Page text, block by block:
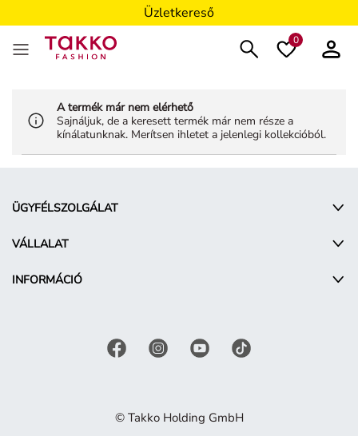
Üzletkereső
0
A termék már nem elérhető
Sajnáljuk, de a keresett termék már nem része a
kínálatunknak. Merítsen ihletet a jelenlegi kollekcióból.
ÜGYFÉLSZOLGÁLAT
VÁLLALAT
INFORMÁCIÓ
© Takko Holding GmbH